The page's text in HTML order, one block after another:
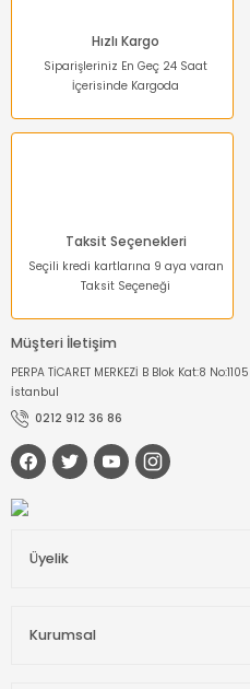
Hızlı Kargo
Siparişleriniz En Geç 24 Saat
İçerisinde Kargoda
Taksit Seçenekleri
Seçili kredi kartlarına 9 aya varan
Taksit Seçeneği
Müşteri İletişim
PERPA TİCARET MERKEZİ B Blok Kat:8
İstanbul
0212 912 36 86
Üyelik
Kurumsal